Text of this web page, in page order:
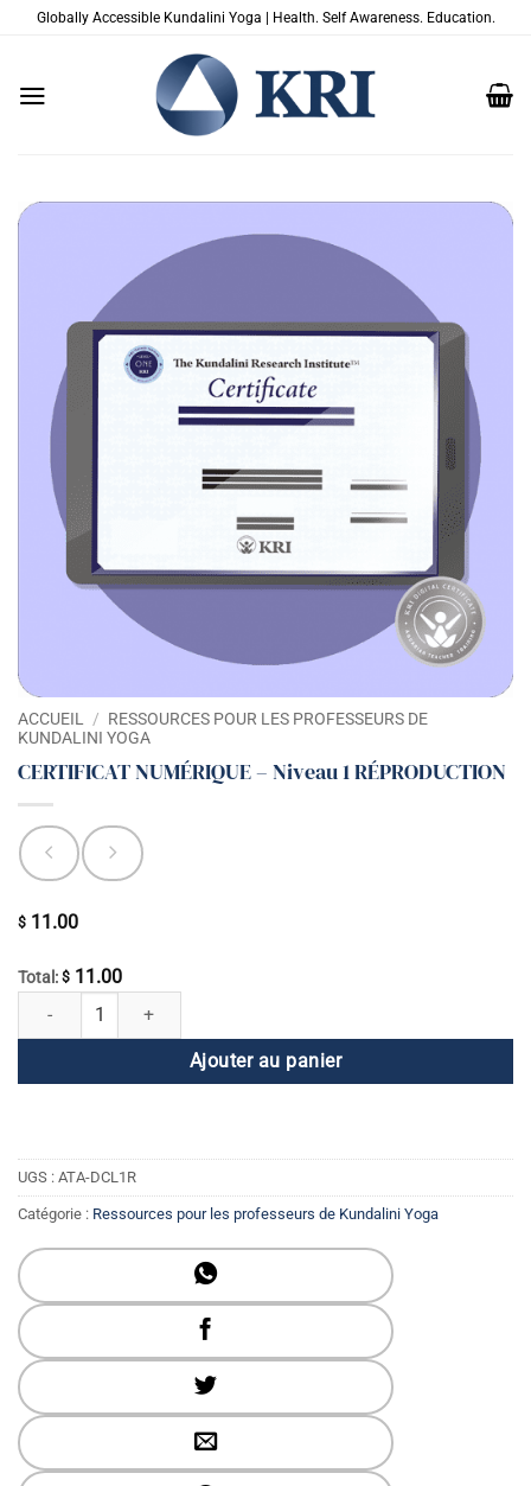
PasserGlobally Accessible Kundalini Yoga | Health. Self Awareness. Education.
ACCUEIL / RESSOURCES POUR LES PROFESSEURS DE
KUNDALINI YOGA
CERTIFICAT NUMÉRIQUE – Niveau 1 RÉPRODUCTION
$ 11.00
Total: $ 11.00
quantité de CERTIFICAT NUMÉRIQUE - Niveau 1 RÉPRODUCTION
Ajouter au panier
UGS : ATA-DCL1R
Catégorie : Ressources pour les professeurs de Kundalini Yoga